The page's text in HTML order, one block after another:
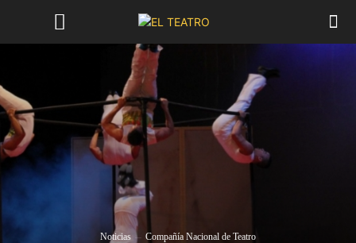
Noticias Compañía Nacional de Teatro